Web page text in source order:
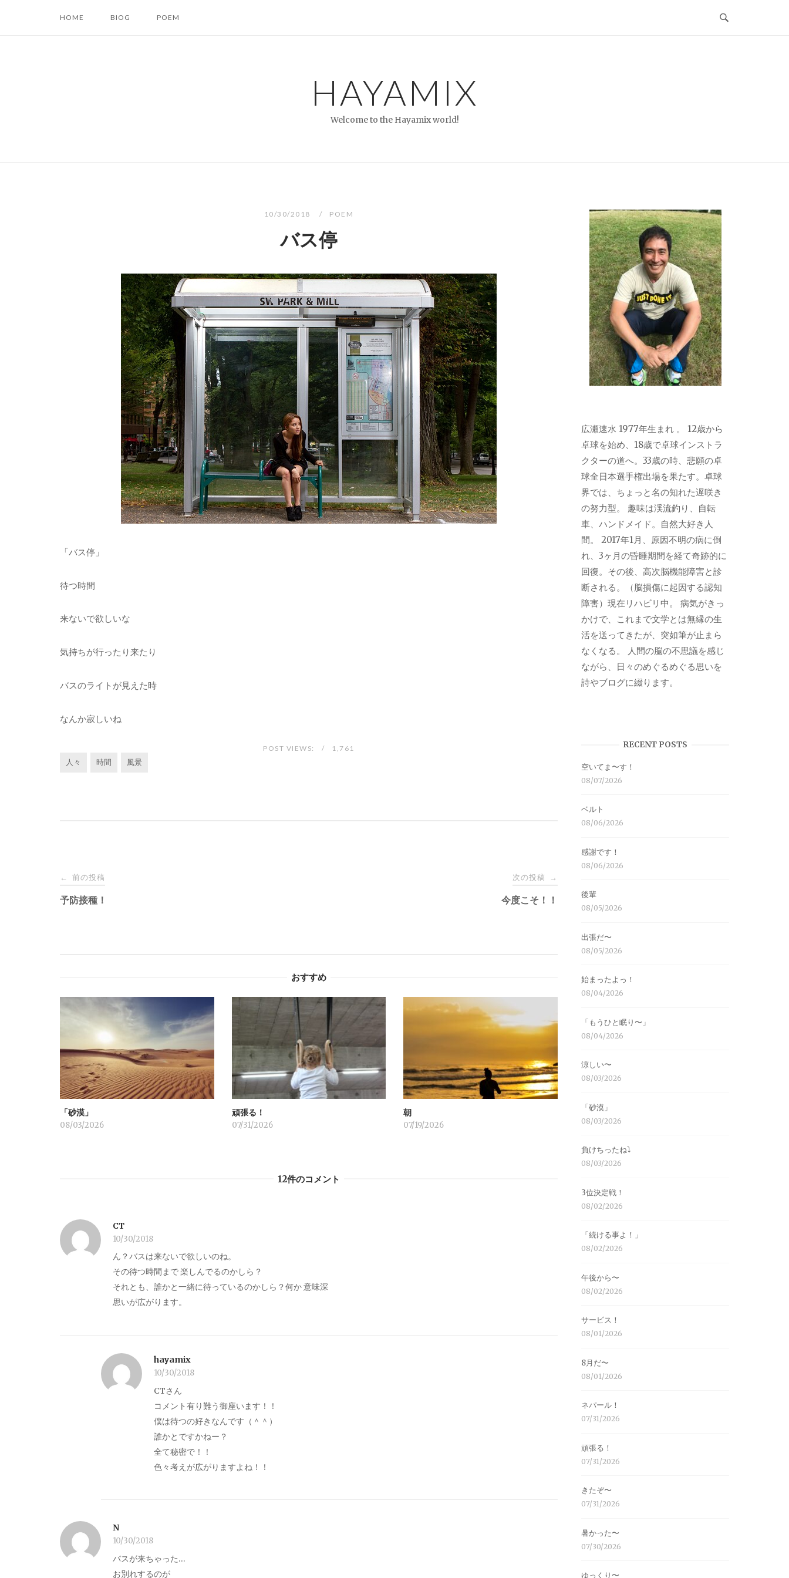
HOME BIOG POEM
HAYAMIX
Welcome to the Hayamix world!
10/30/2018 POEM
バス停
「バス停」
待つ時間
来ないで欲しいな
気持ちが行ったり来たり
バスのライトが見えた時
なんか寂しいね
POST VIEWS: 1,761
人々 時間 風景
投
稿
ゲ
ー
シ
ョ
ン
← 前の投稿
予防接種！
次の投稿 →
今度こそ！！
おすすめ
「砂漠」
08/03/2026
頑張る！
07/31/2026
朝
07/19/2026
12件のコメント
CT
10/30/2018
ん？バスは来ないで欲しいのね。
その待つ時間まで 楽しんでるのかしら？
それとも、誰かと一緒に待っているのかしら？何か 意味深
思いが広がります。
hayamix
10/30/2018
CTさん
コメント有り難う御座います！！
僕は待つの好きなんです（＾＾）
誰かとですかねー？
全て秘密で！！
色々考えが広がりますよね！！
N
10/30/2018
バスが来ちゃった…
お別れするのが
広瀬速水 1977年生まれ 。 12歳から
卓球を始め、18歳で卓球インストラ
クターの道へ。33歳の時、悲願の卓
球全日本選手権出場を果たす。卓球
界では、ちょっと名の知れた遅咲き
の努力型。 趣味は渓流釣り、自転
車、ハンドメイド。自然大好き人
間。 2017年1月、原因不明の病に倒
れ、3ヶ月の昏睡期間を経て奇跡的に
回復。その後、高次脳機能障害と診
断される。（脳損傷に起因する認知
障害）現在リハビリ中。 病気がきっ
かけで、これまで文学とは無縁の生
活を送ってきたが、突如筆が止まら
なくなる。 人間の脳の不思議を感じ
ながら、日々のめぐるめぐる思いを
詩やブログに綴ります。
RECENT POSTS
空いてま〜す！
08/07/2026
ベルト
08/06/2026
感謝です！
08/06/2026
後輩
08/05/2026
出張だ〜
08/05/2026
始まったよっ！
08/04/2026
「もうひと眠り〜」
08/04/2026
涼しい〜
08/03/2026
「砂漠」
08/03/2026
負けちったね⤵︎
08/03/2026
3位決定戦！
08/02/2026
「続ける事よ！」
08/02/2026
午後から〜
08/02/2026
サービス！
08/01/2026
8月だ〜
08/01/2026
ネパール！
07/31/2026
頑張る！
07/31/2026
きたぞ〜
07/31/2026
暑かった〜
07/30/2026
ゆっくり〜